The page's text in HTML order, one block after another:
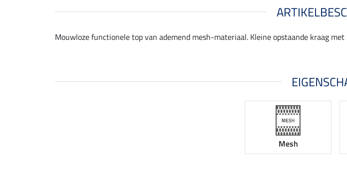
Mouwloze functionele top van ademend mesh-materiaal. Kleine opstaande kraag
Mesh